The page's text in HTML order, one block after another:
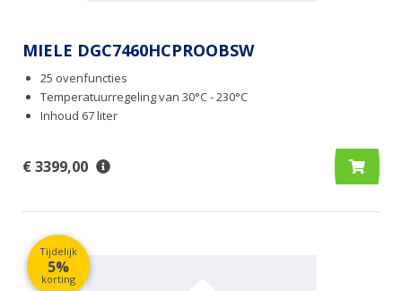
MIELE DGC7460HCPROOBSW
25 ovenfuncties
Temperatuurregeling van 30°C - 230°C
Inhoud 67 liter
€ 3399,00
Tijdelijk
5%
korting